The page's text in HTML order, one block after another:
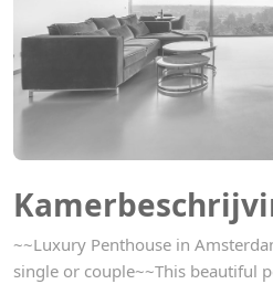
~~Luxury Penthouse in
single or couple~~This beautiful